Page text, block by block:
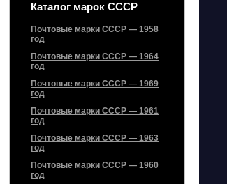
Каталог марок СССР
Почтовые марки СССР — 1958
год
Почтовые марки СССР — 1964
год
Почтовые марки СССР — 1969
год
Почтовые марки СССР — 1961
год
Почтовые марки СССР — 1963
год
Почтовые марки СССР — 1960
год